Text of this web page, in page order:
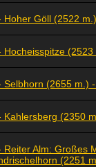
Hoher Göll (2522
Hocheisspitze (2523
Selbhorn (2655 m.)
Kahlersberg (2350
Reiter Alm: Großes
(2251